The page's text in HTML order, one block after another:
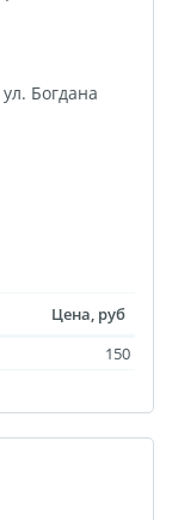
ул. Богдана
Цена, руб
150